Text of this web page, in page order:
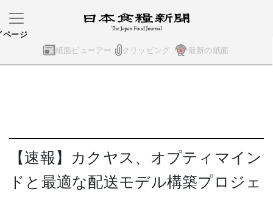
紙面ビューアー クリッピング 最新の紙面
ページ
【速報】カクヤス、オプティマイン
ドと最適な配送モデル構築プロジェ